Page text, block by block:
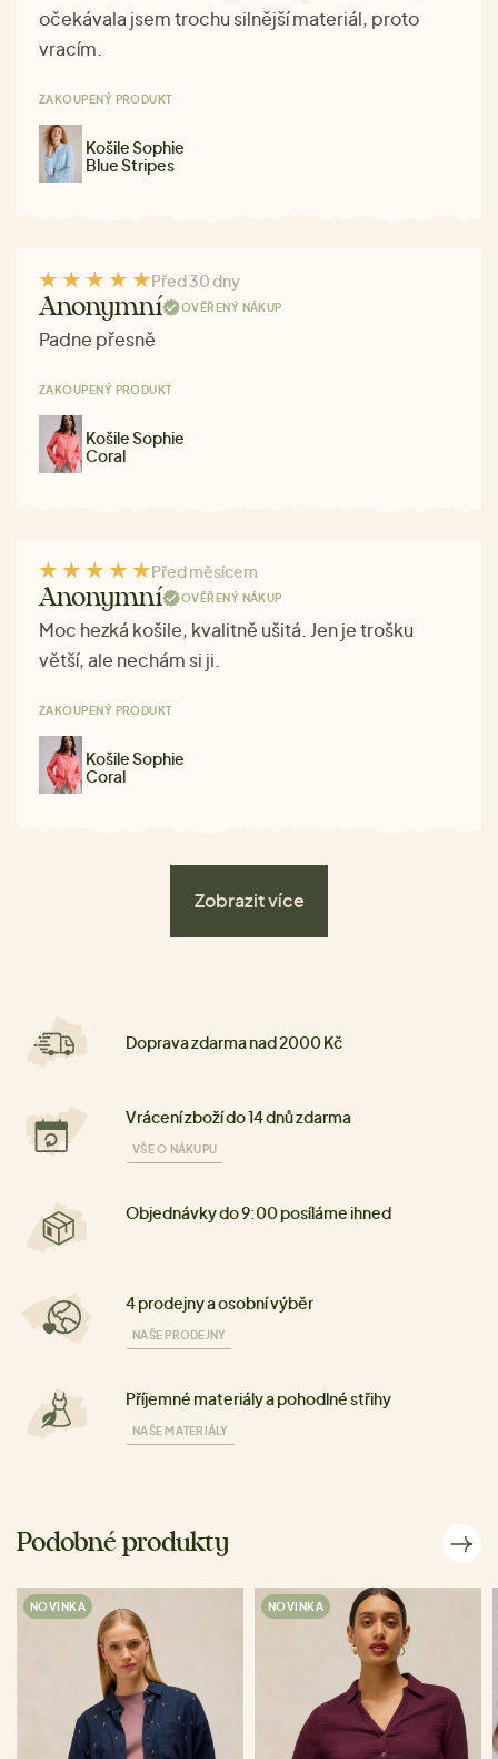
očekávala jsem trochu silnější materiál, proto
vracím.
ZAKOUPENÝ PRODUKT
Košile Sophie
Blue Stripes
Před 30 dny
Anonymní OVĚŘENÝ NÁKUP
Padne přesně
ZAKOUPENÝ PRODUKT
Košile Sophie
Coral
Před měsícem
Anonymní OVĚŘENÝ NÁKUP
Moc hezká košile, kvalitně ušitá. Jen je trošku
větší, ale nechám si ji.
ZAKOUPENÝ PRODUKT
Košile Sophie
Coral
Zobrazit více
Doprava zdarma nad 2000 Kč
Vrácení zboží do 14 dnů zdarma
VŠE O NÁKUPU
Objednávky do 9:00 posíláme ihned
4 prodejny a osobní výběr
NAŠE PRODEJNY
Příjemné materiály a pohodlné střihy
NAŠE MATERIÁLY
Podobné produkty
NOVINKA NOVINKA